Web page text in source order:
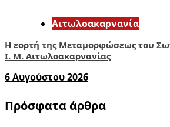
Αιτωλοακαρνανία
Η εορτή της Μεταμορφώσεως του
Ι. Μ. Αιτωλοακαρνανίας
6 Αυγούστου 2026
Πρόσφατα άρθρα